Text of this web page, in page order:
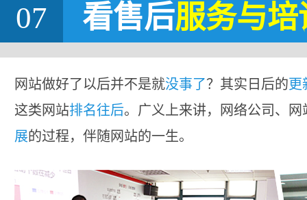
07 看售后服务与培
网站做好了以后并不是就没事了？其实日后的更
这类网站排名往后。广义上来讲，网络公司、
展的过程，伴随网站的一生。